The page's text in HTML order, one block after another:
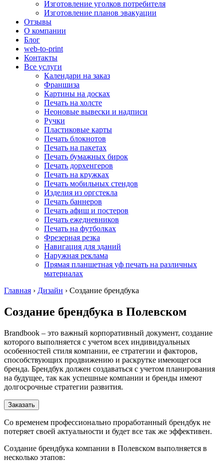
Изготовление уголков потребителя
Изготовление планов эвакуации
Отзывы
О компании
Блог
web-to-print
Контакты
Все услуги
Календари на заказ
Франшиза
Картины на досках
Печать на холсте
Неоновые вывески и надписи
Ручки
Пластиковые карты
Печать блокнотов
Печать на пакетах
Печать бумажных бирок
Печать дорхенгеров
Печать на кружках
Печать мобильных стендов
Изделия из оргстекла
Печать баннеров
Печать афиш и постеров
Печать ежедневников
Печать на футболках
Фрезерная резка
Навигация для зданий
Наружная реклама
Прямая планшетная уф печать на различных
материалах
Главная › Дизайн › Создание брендбука
Создание брендбука в Полевском
Brandbook – это важный корпоративный документ, создание
которого выполняется с учетом всех индивидуальных
особенностей стиля компании, ее стратегии и факторов,
способствующих продвижению и раскрутке имеющегося
бренда. Брендбук должен создаваться с учетом планирования
на будущее, так как успешные компании и бренды имеют
долгосрочные стратегии развития.
Заказать
Со временем профессионально проработанный брендбук не
потеряет своей актуальности и будет все так же эффективен.
Создание брендбука компании в Полевском выполняется в
несколько этапов: